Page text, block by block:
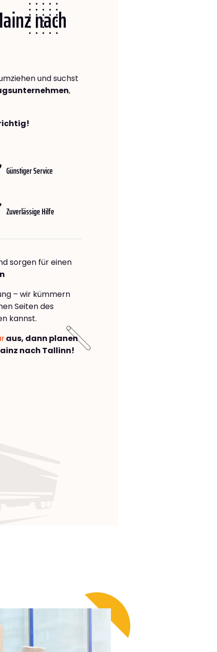
nach
und suchst
,
Günstiger Service
Zuverlässige Hilfe
sorgen für einen
– wir kümmern
Seiten des
kannst.
aus, dann planen
nach Tallinn!